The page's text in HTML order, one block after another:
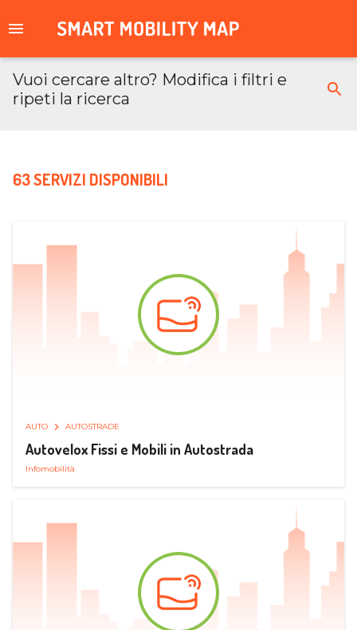
Vuoi cercare altro? Modifica i filtri e
ripeti la ricerca
63 SERVIZI DISPONIBILI
AUTO AUTOSTRADE
Autovelox Fissi e Mobili in Autostrada
Infomobilità